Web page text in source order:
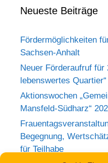
Neueste Beiträge
Fördermöglichkeiten
Sachsen-Anhalt
Neuer Förderaufruf für
lebenswertes Quartier“
Aktionswochen
Mansfeld-Südharz“
Begegnung,
für Teilhabe